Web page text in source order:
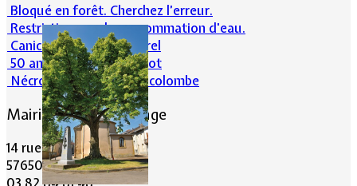
Bloqué en forêt. Cherchez l’erreur.
Restrictions sur la consommation d'eau.
Canicule et milieu naturel
50 ans d’histoires de foot
Nécrologie : Norbert Lacolombe
Mairie de Lommerange
14 rue Maréchal Joffre
57650 LOMMERANGE